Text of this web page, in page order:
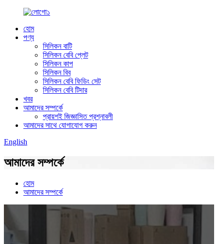
হোম
পণ্য
সিলিকন বাটি
সিলিকন বেবি প্লেট
সিলিকন কাপ
সিলিকন বিব
সিলিকন বেবি ফিডিং সেট
সিলিকন বেবি টিদার
খবর
আমাদের সম্পর্কে
প্রায়শই জিজ্ঞাসিত প্রশ্নাবলী
আমাদের সাথে যোগাযোগ করুন
English
আমাদের সম্পর্কে
হোম
আমাদের সম্পর্কে